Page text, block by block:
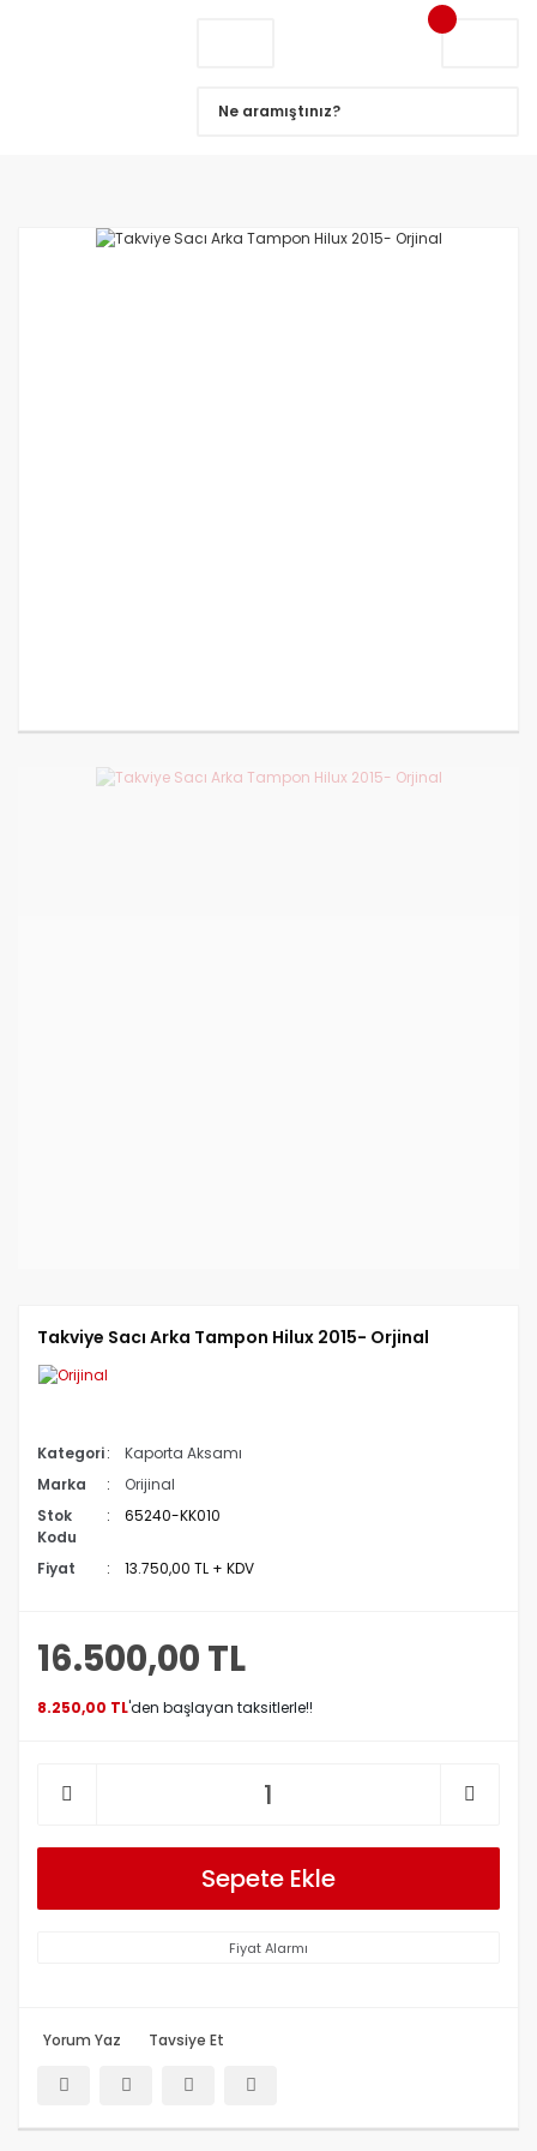
Takviye Sacı Arka Tampon Hilux 2015- Orjinal
Kategori
Kaporta Aksamı
Marka
Orijinal
Stok
Kodu
65240-KK010
Fiyat 13.750,00 TL + KDV
16.500,00 TL
8.250,00 TL'den başlayan taksitlerle!!
Sepete Ekle
Fiyat Alarmı
Yorum Yaz Tavsiye Et